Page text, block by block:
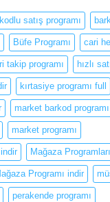
satış programı
Büfe Programı cari
takip programı hızlı
kırtasiye programı full
market barkod
market programı
Mağaza Programları
Programı indir
perakende programı